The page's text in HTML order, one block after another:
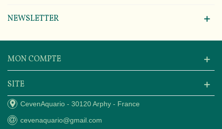
NEWSLETTER
MON COMPTE
SITE
CevenAquario - 30120 Arphy - France
cevenaquario@gmail.com